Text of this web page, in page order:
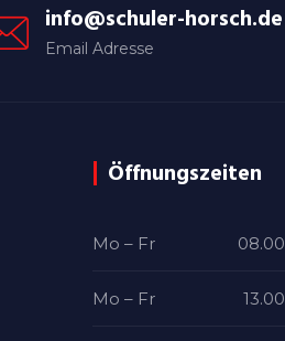
info@schuler-horsch.de
Email Adresse
Öffnungszeiten
Mo – Fr
Mo – Fr